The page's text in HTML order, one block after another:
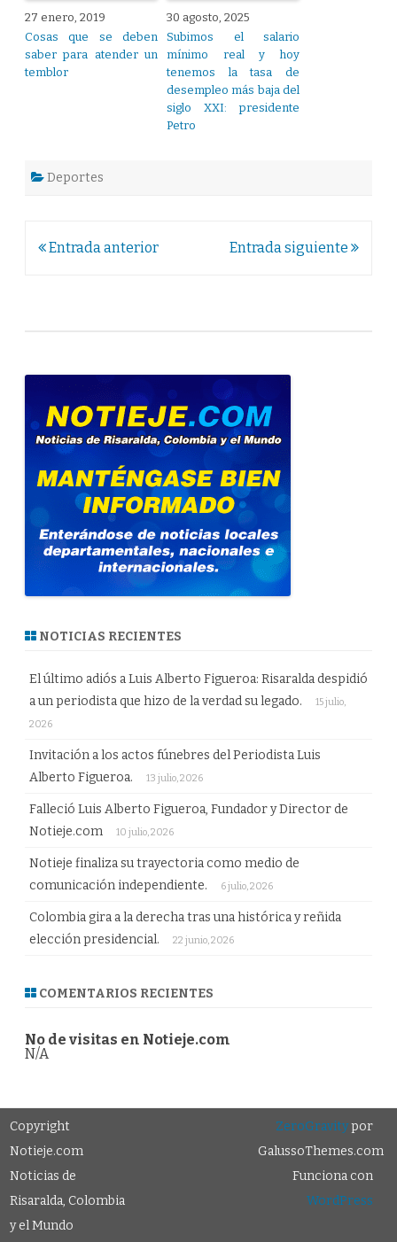
27 enero, 2019
Cosas que se deben
saber para atender un
temblor
30 agosto, 2025
Subimos el salario
mínimo real y hoy
tenemos la tasa de
desempleo más baja del
siglo XXI: presidente
Petro
Deportes
Navegación
Entrada anterior Entrada siguiente
NOTICIAS RECIENTES
El último adiós a Luis Alberto Figueroa: Risaralda despidió
a un periodista que hizo de la verdad su legado.
15 julio,
2026
Invitación a los actos fúnebres del Periodista Luis
Alberto Figueroa.
13 julio, 2026
Falleció Luis Alberto Figueroa, Fundador y Director de
Notieje.com
10 julio, 2026
Notieje finaliza su trayectoria como medio de
comunicación independiente.
6 julio, 2026
Colombia gira a la derecha tras una histórica y reñida
elección presidencial.
22 junio, 2026
COMENTARIOS RECIENTES
No de visitas en Notieje.com
N/A
Copyright
Notieje.com
Noticias de
Risaralda, Colombia
y el Mundo
ZeroGravitypor
GalussoThemes.com
Funciona con
WordPress